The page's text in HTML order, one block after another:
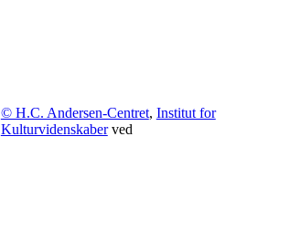
© H.C. Andersen-Centret, Institut for
Kulturvidenskaberved